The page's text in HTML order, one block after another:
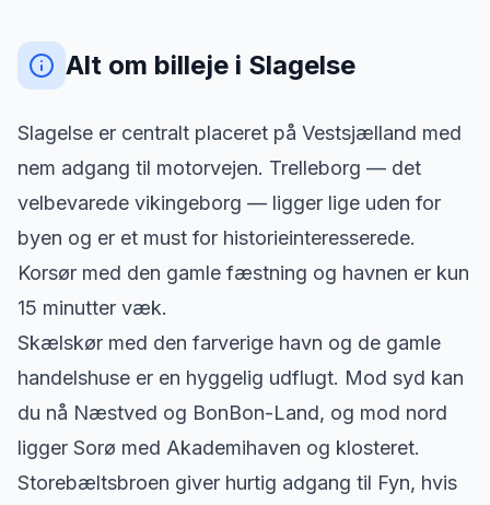
Alt om billeje i Slagelse
Slagelse er centralt placeret på Vestsjælland med
nem adgang til motorvejen. Trelleborg — det
velbevarede vikingeborg — ligger lige uden for
byen og er et must for historieinteresserede.
Korsør med den gamle fæstning og havnen er kun
15 minutter væk.
Skælskør med den farverige havn og de gamle
handelshuse er en hyggelig udflugt. Mod syd kan
du nå Næstved og BonBon-Land, og mod nord
ligger Sorø med Akademihaven og klosteret.
Storebæltsbroen giver hurtig adgang til Fyn, hvis